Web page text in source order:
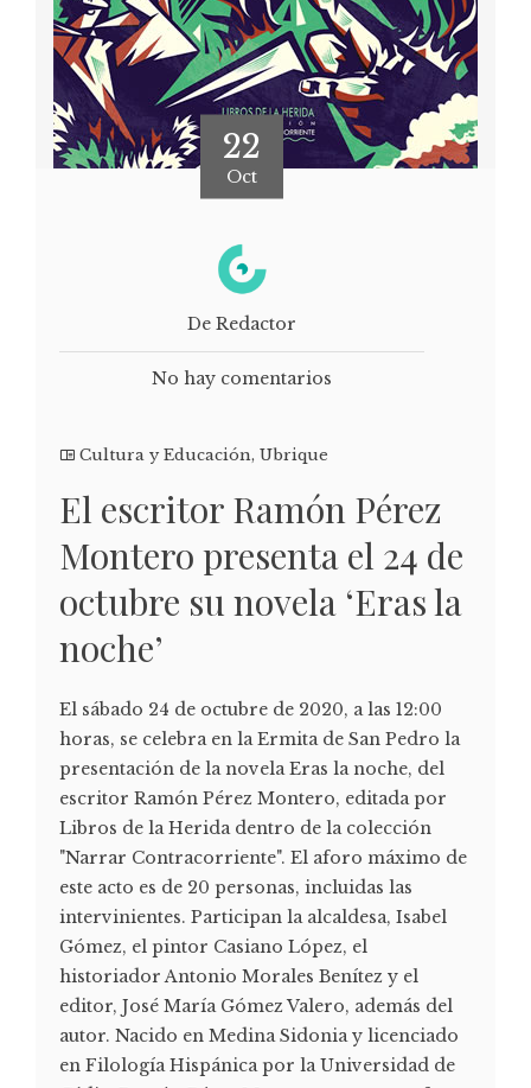
22
Oct
De Redactor
No hay comentarios
Cultura y Educación, Ubrique
El escritor Ramón Pérez
Montero presenta el 24 de
octubre su novela ‘Eras la
noche’
El sábado 24 de octubre de 2020, a las 12:00
horas, se celebra en la Ermita de San Pedro la
presentación de la novela Eras la noche, del
escritor Ramón Pérez Montero, editada por
Libros de la Herida dentro de la colección
"Narrar Contracorriente". El aforo máximo de
este acto es de 20 personas, incluidas las
intervinientes. Participan la alcaldesa, Isabel
Gómez, el pintor Casiano López, el
historiador Antonio Morales Benítez y el
editor, José María Gómez Valero, además del
autor. Nacido en Medina Sidonia y licenciado
en Filología Hispánica por la Universidad de